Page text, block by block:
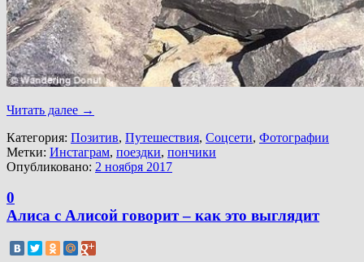
Читать далее →
Категория: Позитив, Путешествия, Соцсети, Фотографии
Метки: Инстаграм, поездки, пончики
Опубликовано: 2 ноября 2017
0
Алиса с Алисой говорит – как это выглядит